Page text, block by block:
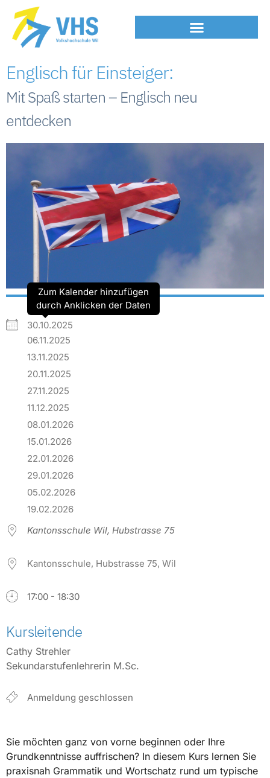
Englisch für Einsteiger:
Mit Spaß starten – Englisch neu
entdecken
30.10.2025
Zum Kalender hinzufügen
durch Anklicken der Daten
06.11.2025
13.11.2025
20.11.2025
27.11.2025
11.12.2025
08.01.2026
15.01.2026
22.01.2026
29.01.2026
05.02.2026
19.02.2026
Kantonsschule Wil, Hubstrasse 75
Kantonsschule, Hubstrasse 75, Wil
17:00 - 18:30
Kursleitende
Cathy Strehler
Sekundarstufenlehrerin M.Sc.
Anmeldung geschlossen
Sie möchten ganz von vorne beginnen oder Ihre
Grundkenntnisse auffrischen? In diesem Kurs lernen Sie
praxisnah Grammatik und Wortschatz rund um typische